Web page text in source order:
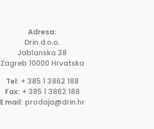
Adresa:
Drin d.o.o.
Jablanska 38
Zagreb 10000 Hrvatska
Tel: + 385 1 3862 188
Fax: + 385 1 3862 188
E mail: prodaja@drin.hr